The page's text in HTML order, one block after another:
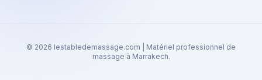
© 2026 lestabledemassage.com | Matériel professionnel de
massage à Marrakech.